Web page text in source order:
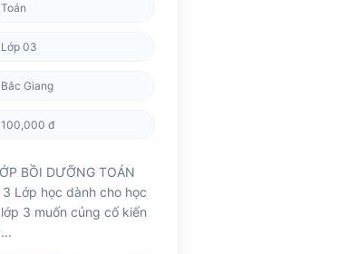
Toán
Lớp 03
Bắc Giang
100,000 đ
BỒI DƯỠNG TOÁN
3 Lớp học dành cho học
3 muốn củng cố kiến